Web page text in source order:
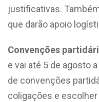
justificativas.
que darão apoio
Convenções
e vai até 5 de agosto
de convenções
coligações e